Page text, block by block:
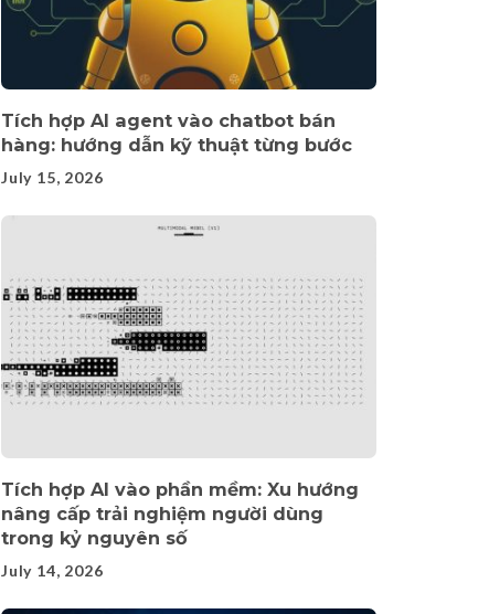
Tích hợp AI agent vào chatbot bán
hàng: hướng dẫn kỹ thuật từng bước
July 15, 2026
Tích hợp AI vào phần mềm: Xu hướng
nâng cấp trải nghiệm người dùng
trong kỷ nguyên số
July 14, 2026